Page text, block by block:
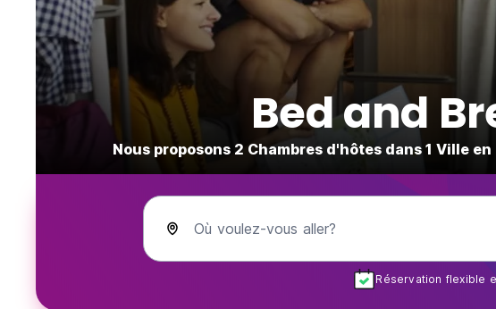
Bed and
Nous proposons 2 Chambres d'hôtes dans 1 Ville
Où voulez-vous aller?
Réservation flexible